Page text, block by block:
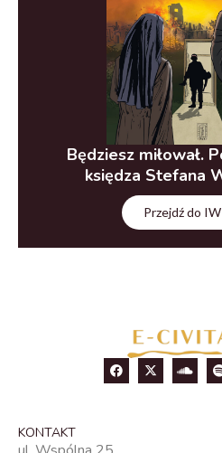
Będziesz miłował.
księdza Stefana
Przejdź do
KONTAKT